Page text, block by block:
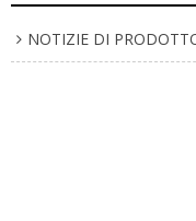
NOTIZIE DI